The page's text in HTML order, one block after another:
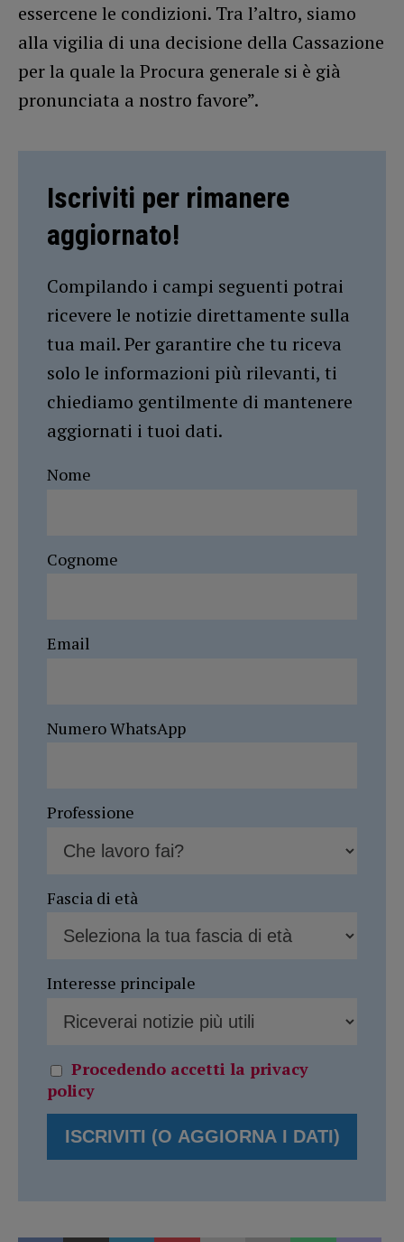
essercene le condizioni. Tra l’altro, siamo
alla vigilia di una decisione della Cassazione
per la quale la Procura generale si è già
pronunciata a nostro favore”.
Iscriviti per rimanere
aggiornato!
Compilando i campi seguenti potrai
ricevere le notizie direttamente sulla
tua mail. Per garantire che tu riceva
solo le informazioni più rilevanti, ti
chiediamo gentilmente di mantenere
aggiornati i tuoi dati.
Nome
Cognome
Email
Numero WhatsApp
Professione
Fascia di età
Interesse principale
Procedendo accetti la privacy
policy